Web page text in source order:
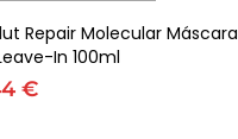
Ler Mais
Repair Molecular Máscara
In 100ml
€O